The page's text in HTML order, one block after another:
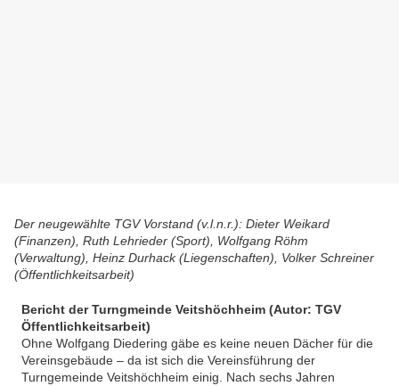
Der neugewählte TGV Vorstand (v.l.n.r.): Dieter Weikard
(Finanzen), Ruth Lehrieder (Sport), Wolfgang Röhm
(Verwaltung), Heinz Durhack (Liegenschaften), Volker Schreiner
(Öffentlichkeitsarbeit)
Bericht der Turngmeinde Veitshöchheim (Autor: TGV
Öffentlichkeitsarbeit)
Ohne Wolfgang Diedering gäbe es keine neuen Dächer für die
Vereinsgebäude – da ist sich die Vereinsführung der
Turngemeinde Veitshöchheim einig. Nach sechs Jahren